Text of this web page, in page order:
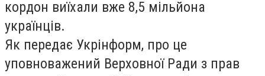
кордон виїхали вже 8,5 мільйона
українців.
Як передає Укрінформ, про це
уповноважений Верховної Ради з прав